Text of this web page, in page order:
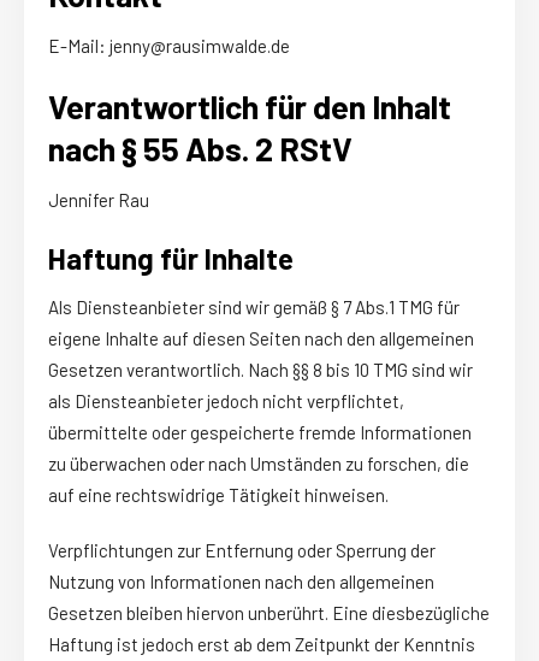
E-Mail: jenny@rausimwalde.de
Verantwortlich für den Inhalt
nach § 55 Abs. 2 RStV
Jennifer Rau
Haftung für Inhalte
Als Diensteanbieter sind wir gemäß § 7 Abs.1 TMG für
eigene Inhalte auf diesen Seiten nach den allgemeinen
Gesetzen verantwortlich. Nach §§ 8 bis 10 TMG sind wir
als Diensteanbieter jedoch nicht verpflichtet,
übermittelte oder gespeicherte fremde Informationen
zu überwachen oder nach Umständen zu forschen, die
auf eine rechtswidrige Tätigkeit hinweisen.
Verpflichtungen zur Entfernung oder Sperrung der
Nutzung von Informationen nach den allgemeinen
Gesetzen bleiben hiervon unberührt. Eine diesbezügliche
Haftung ist jedoch erst ab dem Zeitpunkt der Kenntnis